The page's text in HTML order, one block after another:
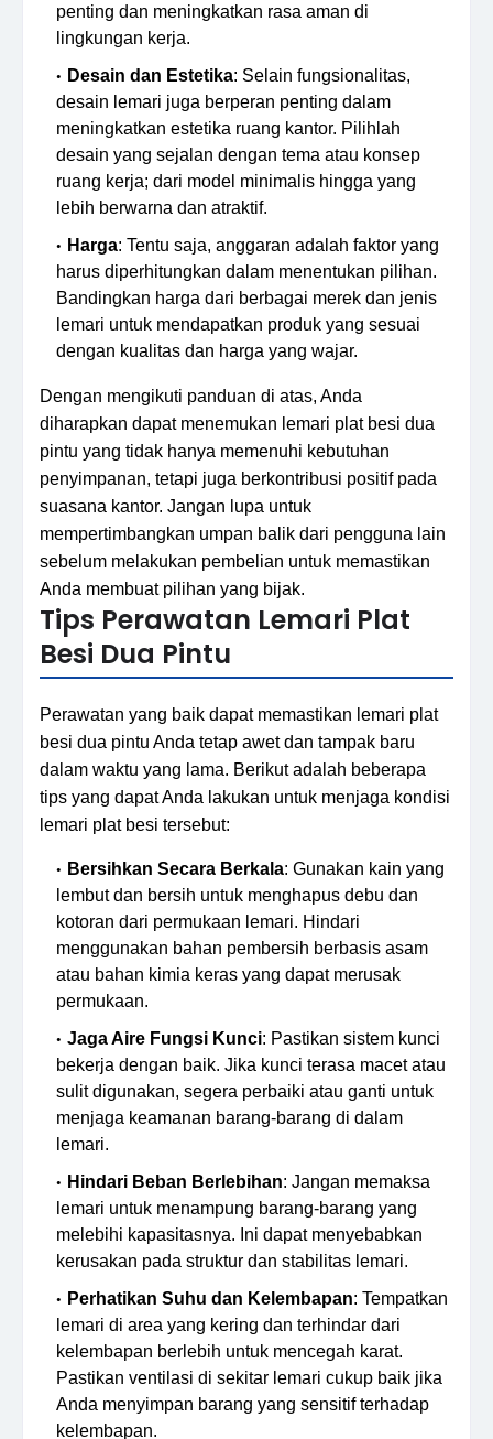
penting dan meningkatkan rasa aman di
lingkungan kerja.
Desain dan Estetika: Selain fungsionalitas,
desain lemari juga berperan penting dalam
meningkatkan estetika ruang kantor. Pilihlah
desain yang sejalan dengan tema atau konsep
ruang kerja; dari model minimalis hingga yang
lebih berwarna dan atraktif.
Harga: Tentu saja, anggaran adalah faktor yang
harus diperhitungkan dalam menentukan pilihan.
Bandingkan harga dari berbagai merek dan jenis
lemari untuk mendapatkan produk yang sesuai
dengan kualitas dan harga yang wajar.
Dengan mengikuti panduan di atas, Anda
diharapkan dapat menemukan lemari plat besi dua
pintu yang tidak hanya memenuhi kebutuhan
penyimpanan, tetapi juga berkontribusi positif pada
suasana kantor. Jangan lupa untuk
mempertimbangkan umpan balik dari pengguna lain
sebelum melakukan pembelian untuk memastikan
Anda membuat pilihan yang bijak.
Tips Perawatan Lemari Plat
Besi Dua Pintu
Perawatan yang baik dapat memastikan lemari plat
besi dua pintu Anda tetap awet dan tampak baru
dalam waktu yang lama. Berikut adalah beberapa
tips yang dapat Anda lakukan untuk menjaga kondisi
lemari plat besi tersebut:
Bersihkan Secara Berkala: Gunakan kain yang
lembut dan bersih untuk menghapus debu dan
kotoran dari permukaan lemari. Hindari
menggunakan bahan pembersih berbasis asam
atau bahan kimia keras yang dapat merusak
permukaan.
Jaga Aire Fungsi Kunci: Pastikan sistem kunci
bekerja dengan baik. Jika kunci terasa macet atau
sulit digunakan, segera perbaiki atau ganti untuk
menjaga keamanan barang-barang di dalam
lemari.
Hindari Beban Berlebihan: Jangan memaksa
lemari untuk menampung barang-barang yang
melebihi kapasitasnya. Ini dapat menyebabkan
kerusakan pada struktur dan stabilitas lemari.
Perhatikan Suhu dan Kelembapan: Tempatkan
lemari di area yang kering dan terhindar dari
kelembapan berlebih untuk mencegah karat.
Pastikan ventilasi di sekitar lemari cukup baik jika
Anda menyimpan barang yang sensitif terhadap
kelembapan.